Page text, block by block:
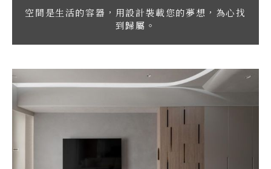
空間是生活的容器，用設計裝載您的夢想，為心找
到歸屬。